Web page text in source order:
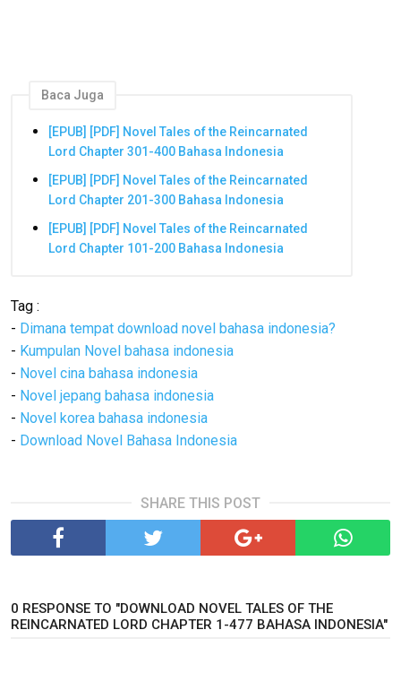
Baca Juga
[EPUB] [PDF] Novel Tales of the Reincarnated
Lord Chapter 301-400 Bahasa Indonesia
[EPUB] [PDF] Novel Tales of the Reincarnated
Lord Chapter 201-300 Bahasa Indonesia
[EPUB] [PDF] Novel Tales of the Reincarnated
Lord Chapter 101-200 Bahasa Indonesia
Tag :
- Dimana tempat download novel bahasa indonesia?
- Kumpulan Novel bahasa indonesia
- Novel cina bahasa indonesia
- Novel jepang bahasa indonesia
- Novel korea bahasa indonesia
- Download Novel Bahasa Indonesia
SHARE THIS POST
0 RESPONSE TO "DOWNLOAD NOVEL TALES OF THE
REINCARNATED LORD CHAPTER 1-477 BAHASA INDONESIA"